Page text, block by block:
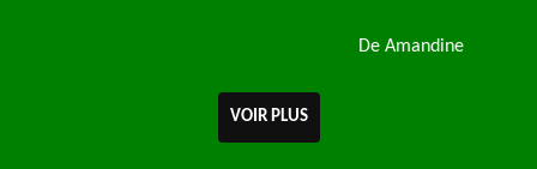
VOIR PLUS